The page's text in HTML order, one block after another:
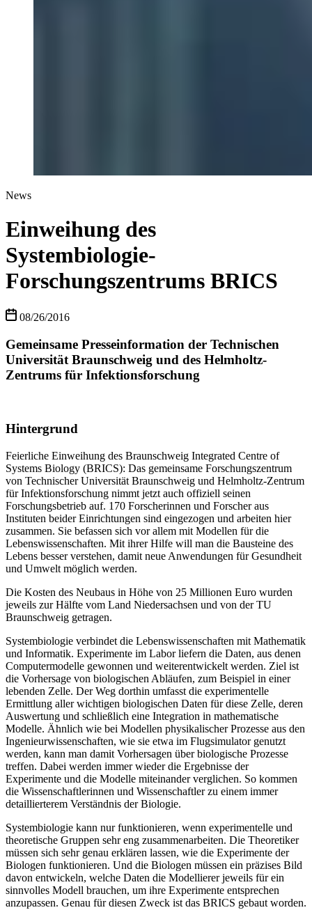
News
Einweihung des
Systembiologie-
Forschungszentrums BRICS
08/26/2016
Gemeinsame Presseinformation der Technischen
Universität Braunschweig und des Helmholtz-
Zentrums für Infektionsforschung
Hintergrund
Feierliche Einweihung des Braunschweig Integrated Centre of
Systems Biology (BRICS): Das gemeinsame Forschungszentrum
von Technischer Universität Braunschweig und Helmholtz-Zentrum
für Infektionsforschung nimmt jetzt auch offiziell seinen
Forschungsbetrieb auf. 170 Forscherinnen und Forscher aus
Instituten beider Einrichtungen sind eingezogen und arbeiten hier
zusammen. Sie befassen sich vor allem mit Modellen für die
Lebenswissenschaften. Mit ihrer Hilfe will man die Bausteine des
Lebens besser verstehen, damit neue Anwendungen für Gesundheit
und Umwelt möglich werden.
Die Kosten des Neubaus in Höhe von 25 Millionen Euro wurden
jeweils zur Hälfte vom Land Niedersachsen und von der TU
Braunschweig getragen.
Systembiologie verbindet die Lebenswissenschaften mit Mathematik
und Informatik. Experimente im Labor liefern die Daten, aus denen
Computermodelle gewonnen und weiterentwickelt werden. Ziel ist
die Vorhersage von biologischen Abläufen, zum Beispiel in einer
lebenden Zelle. Der Weg dorthin umfasst die experimentelle
Ermittlung aller wichtigen biologischen Daten für diese Zelle, deren
Auswertung und schließlich eine Integration in mathematische
Modelle. Ähnlich wie bei Modellen physikalischer Prozesse aus den
Ingenieurwissenschaften, wie sie etwa im Flugsimulator genutzt
werden, kann man damit Vorhersagen über biologische Prozesse
treffen. Dabei werden immer wieder die Ergebnisse der
Experimente und die Modelle miteinander verglichen. So kommen
die Wissenschaftlerinnen und Wissenschaftler zu einem immer
detaillierterem Verständnis der Biologie.
Systembiologie kann nur funktionieren, wenn experimentelle und
theoretische Gruppen sehr eng zusammenarbeiten. Die Theoretiker
müssen sich sehr genau erklären lassen, wie die Experimente der
Biologen funktionieren. Und die Biologen müssen ein präzises Bild
davon entwickeln, welche Daten die Modellierer jeweils für ein
sinnvolles Modell brauchen, um ihre Experimente entsprechen
anzupassen. Genau für diesen Zweck ist das BRICS gebaut worden.